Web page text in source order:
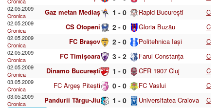
02.05.2009
Cronica
Gaz metan Mediaș 1 - 0 Rapid București C
02.05.2009
Cronica
CS Otopeni 2 - 0 Gloria Buzău C
02.05.2009
Cronica
FC Brașov 2 - 0 Politehnica Iași C
02.05.2009
Cronica
FC Timișoara 3 - 2 Farul Constanța C
02.05.2009
Cronica
Dinamo București 1 - 0 CFR 1907 Cluj C
03.05.2009
Cronica
FC Argeș Pitești 0 - 0 FC Vaslui C
03.05.2009
Cronica
Pandurii Târgu-Jiu 1 - 0 Universitatea Craiova C